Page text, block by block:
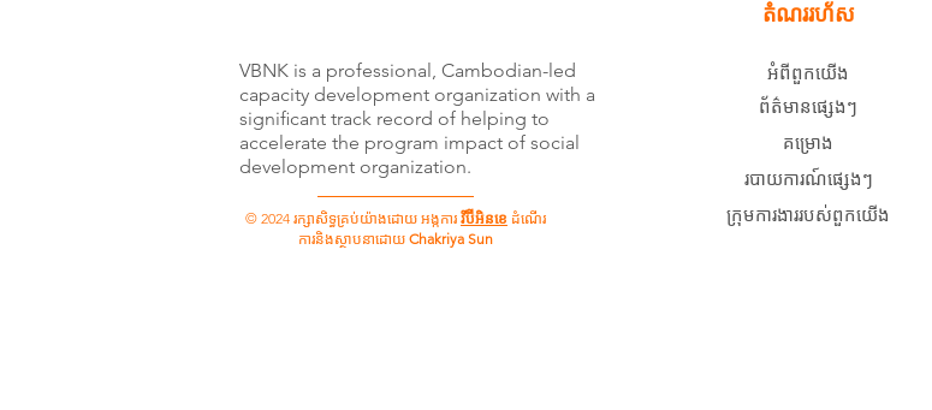
VBNK is a professional, Cambodian-led
capacity development organization with a
signiﬁcant track record of helping to
accelerate the program impact of social
development organization.
© 2024 រក្សាសិទ្ធគ្រប់យ៉ាងដោយ អង្កការ វីប៊ីអិនខេ ដំណើរ
ការនិងស្ថាបនាដោយ Chakriya Sun
តំណររហ័ស
អំពីពួកយើង
ព័ត៌មានផ្សេងៗ
គម្រោង
របាយការណ៍ផ្សេងៗ
ក្រុមការងាររបស់ពួកយើង